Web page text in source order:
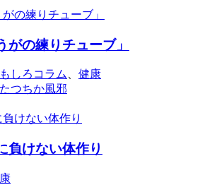
がの練りチューブ」
しろコラム
健康
つちか風邪
負けない体作り